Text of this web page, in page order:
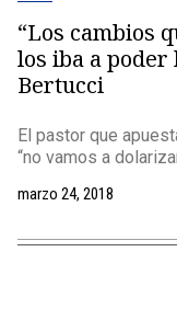
“Los cambios
los iba a poder
Bertucci
El pastor que
“no vamos a
marzo 24, 2018